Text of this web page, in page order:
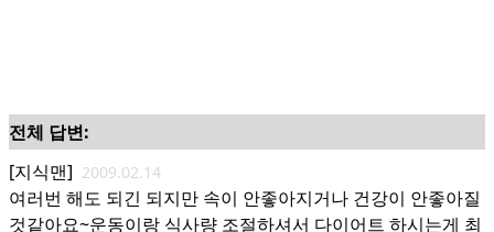
전체 답변:
[지식맨] 2009.02.14
여러번 해도 되긴 되지만 속이 안좋아지거나 건강이 안좋아질
것같아요~운동이랑 식사량 조절하셔서 다이어트 하시는게 최